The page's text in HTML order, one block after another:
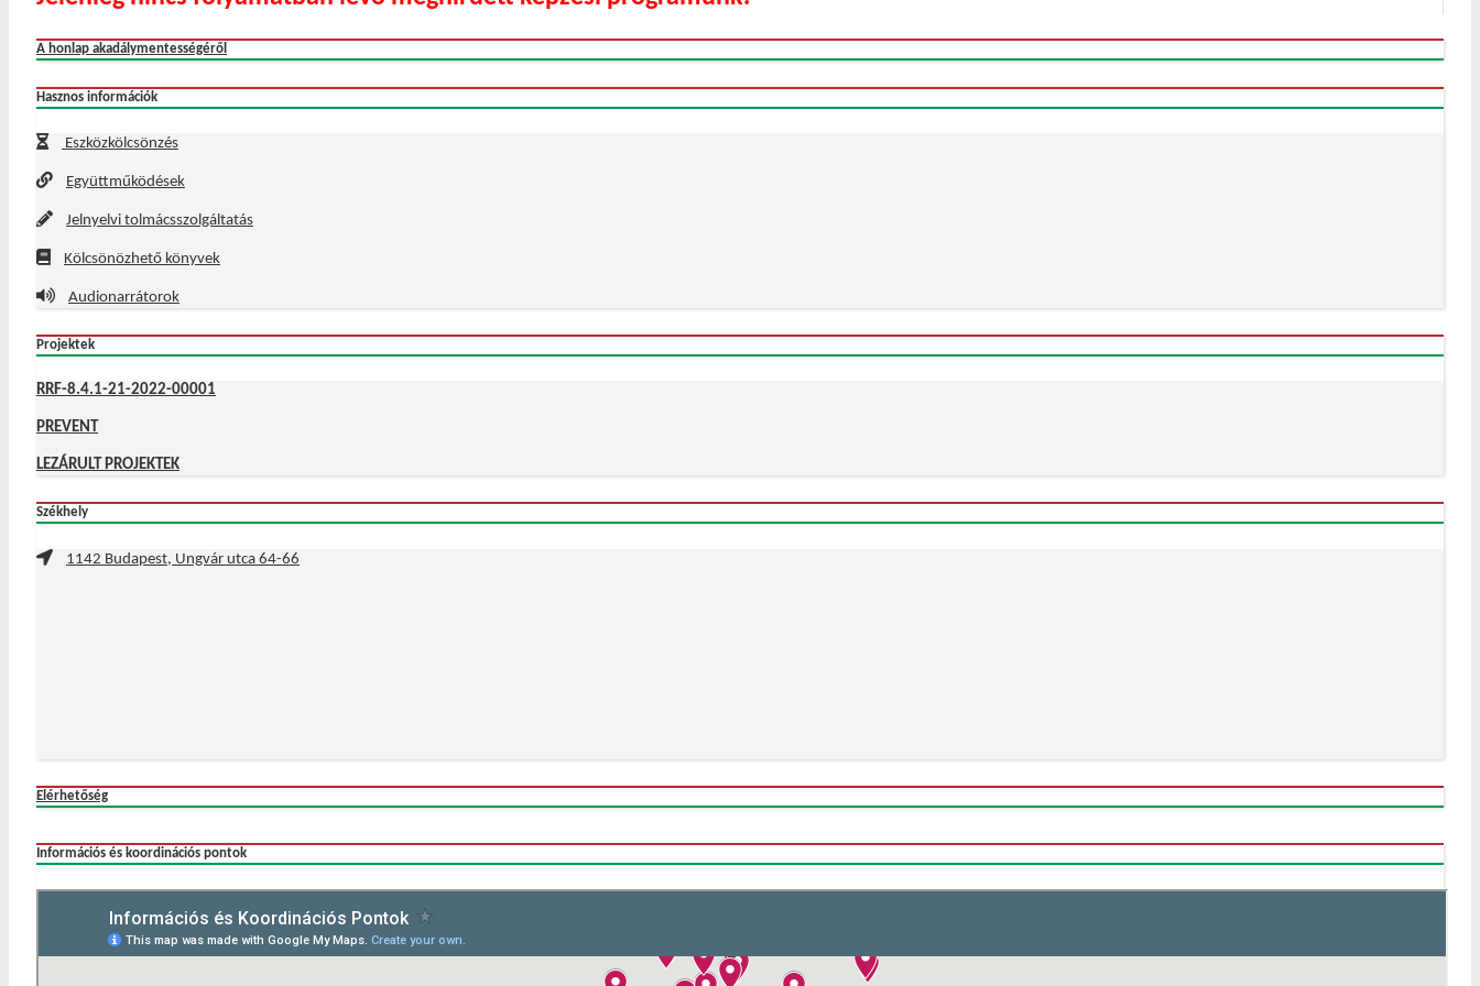
A honlap akadálymentességéről
Hasznos információk
Eszközkölcsönzés
Együttműködések
Jelnyelvi tolmácsszolgáltatás
Kölcsönözhető könyvek
Audionarrátorok
Projektek
RRF-8.4.1-21-2022-00001
PREVENT
LEZÁRULT PROJEKTEK
Székhely
1142 Budapest, Ungvár utca 64-66
Elérhetőség
Információs és koordinációs pontok